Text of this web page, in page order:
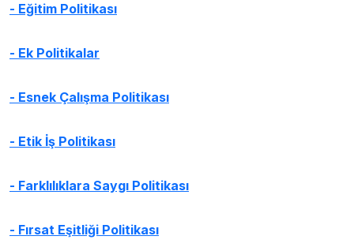
- Eğitim Politikası
- Ek Politikalar
- Esnek Çalışma Politikası
- Etik İş Politikası
- Farklılıklara Saygı Politikası
- Fırsat Eşitliği Politikası